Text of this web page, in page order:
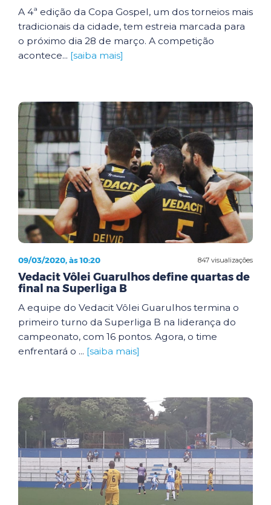
A 4ª edição da Copa Gospel, um dos torneios mais
tradicionais da cidade, tem estreia marcada para
o próximo dia 28 de março. A competição
acontece... [saiba mais]
847 visualizações
09/03/2020, às 10:20
Vedacit Vôlei Guarulhos define quartas de
final na Superliga B
A equipe do Vedacit Vôlei Guarulhos termina o
primeiro turno da Superliga B na liderança do
campeonato, com 16 pontos. Agora, o time
enfrentará o ... [saiba mais]